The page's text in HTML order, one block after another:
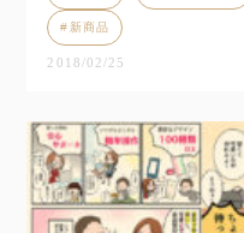
新商品
2018/02/25